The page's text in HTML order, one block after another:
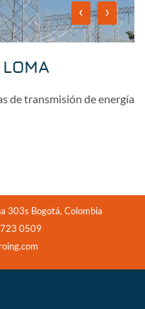
‹ ›
de transmisión de energía
303s Bogotá, Colombia
723 0509